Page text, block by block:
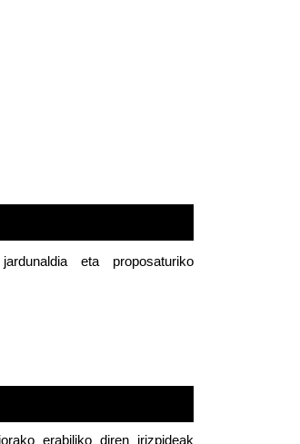
eta  proposaturiko
erabiliko  diren  irizpideak